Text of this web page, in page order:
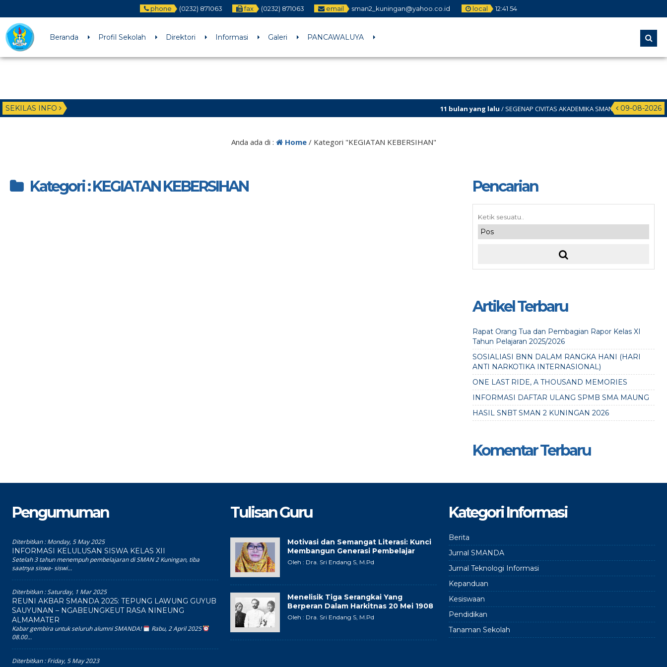
phone (0232) 871063 fax (0232) 871063 email sman2_kuningan@yahoo.co.id local 12:41 55
Beranda Profil Sekolah Direktori Informasi Galeri PANCAWALUYA
SEKILAS INFO 09-08-2026
11 bulan yang lalu/ SEGENAP CIVITAS AKADEMIKA SMAN 2 KUNINGAN
Anda ada di : Home/ Kategori "KEGIATAN KEBERSIHAN"
Kategori : KEGIATAN KEBERSIHAN Pencarian
Artikel Terbaru
Rapat Orang Tua dan Pembagian Rapor Kelas XI
Tahun Pelajaran 2025/2026
SOSIALIASI BNN DALAM RANGKA HANI (HARI
ANTI NARKOTIKA INTERNASIONAL)
ONE LAST RIDE, A THOUSAND MEMORIES
INFORMASI DAFTAR ULANG SPMB SMA MAUNG
HASIL SNBT SMAN 2 KUNINGAN 2026
Komentar Terbaru
Pengumuman
Diterbitkan :Monday, 5 May 2025
INFORMASI KELULUSAN SISWA KELAS XII
Setelah 3 tahun menempuh pembelajaran di SMAN 2 Kuningan, tiba
saatnya siswa- siswi...
Diterbitkan :Saturday, 1 Mar 2025
REUNI AKBAR SMANDA 2025: TEPUNG LAWUNG GUYUB
SAUYUNAN – NGABEUNGKEUT RASA NINEUNG
ALMAMATER
Kabar gembira untuk seluruh alumni SMANDA!
Rabu, 2 April 2025
08.00...
Diterbitkan :Friday, 5 May 2023
Tulisan Guru
Motivasi dan Semangat Literasi: Kunci
Membangun Generasi Pembelajar
Oleh : Dra. Sri Endang S, M.Pd
Menelisik Tiga Serangkai Yang
Berperan Dalam Harkitnas 20 Mei 1908
Oleh : Dra. Sri Endang S, M.Pd
Kategori Informasi
Berita
Jurnal SMANDA
Jurnal Teknologi Informasi
Kepanduan
Kesiswaan
Pendidikan
Tanaman Sekolah